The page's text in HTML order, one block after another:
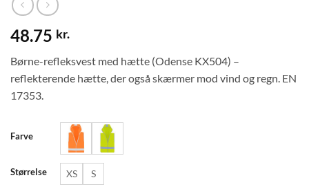
48.75 kr.
Børne-refleksvest med hætte (Odense KX504) –
reflekterende hætte, der også skærmer mod vind og regn. EN
17353.
Farve
Størrelse XS S